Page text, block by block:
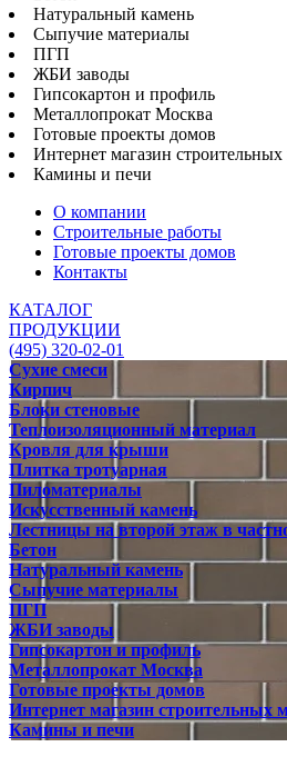
Натуральный камень
Сыпучие материалы
ПГП
ЖБИ заводы
Гипсокартон и профиль
Металлопрокат Москва
Готовые проекты домов
Интернет магазин строительных
Камины и печи
О компании
Строительные работы
Готовые проекты домов
Контакты
КАТАЛОГ
ПРОДУКЦИИ
(495) 320-02-01
Сухие смеси
Кирпич
Блоки стеновые
Теплоизоляционный материал
Кровля для крыши
Плитка тротуарная
Пиломатериалы
Искусственный камень
Лестницы на второй этаж в
Бетон
Натуральный камень
Сыпучие материалы
ПГП
ЖБИ заводы
Гипсокартон и профиль
Металлопрокат Москва
Готовые проекты домов
Интернет магазин строительных
Камины и печи